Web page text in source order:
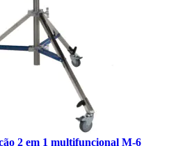
2 em 1 multifuncional M-6